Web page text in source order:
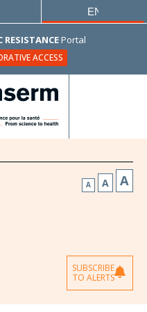
Portal
ACCESS
ENGLISH
A A A
SUBSCRIBE
TO ALERTS